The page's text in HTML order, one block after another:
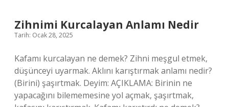
Zihnimi Kurcalayan Anlamı Nedir
Tarih: Ocak 28, 2025
Kafamı kurcalayan ne demek? Zihni meşgul etmek,
düşünceyi uyarmak. Aklını karıştırmak anlamı nedir?
(Birini) şaşırtmak. Deyim: AÇIKLAMA: Birinin ne
yapacağını bilememesine yol açmak, şaşırtmak,